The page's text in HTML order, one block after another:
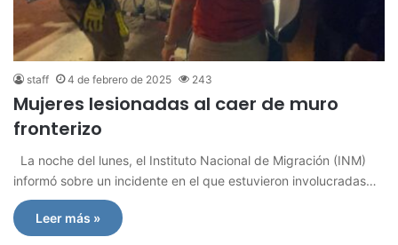
staff 4 de febrero de 2025 243
Mujeres lesionadas al caer de muro
fronterizo
La noche del lunes, el Instituto Nacional de Migración (INM)
informó sobre un incidente en el que estuvieron involucradas…
Leer más »